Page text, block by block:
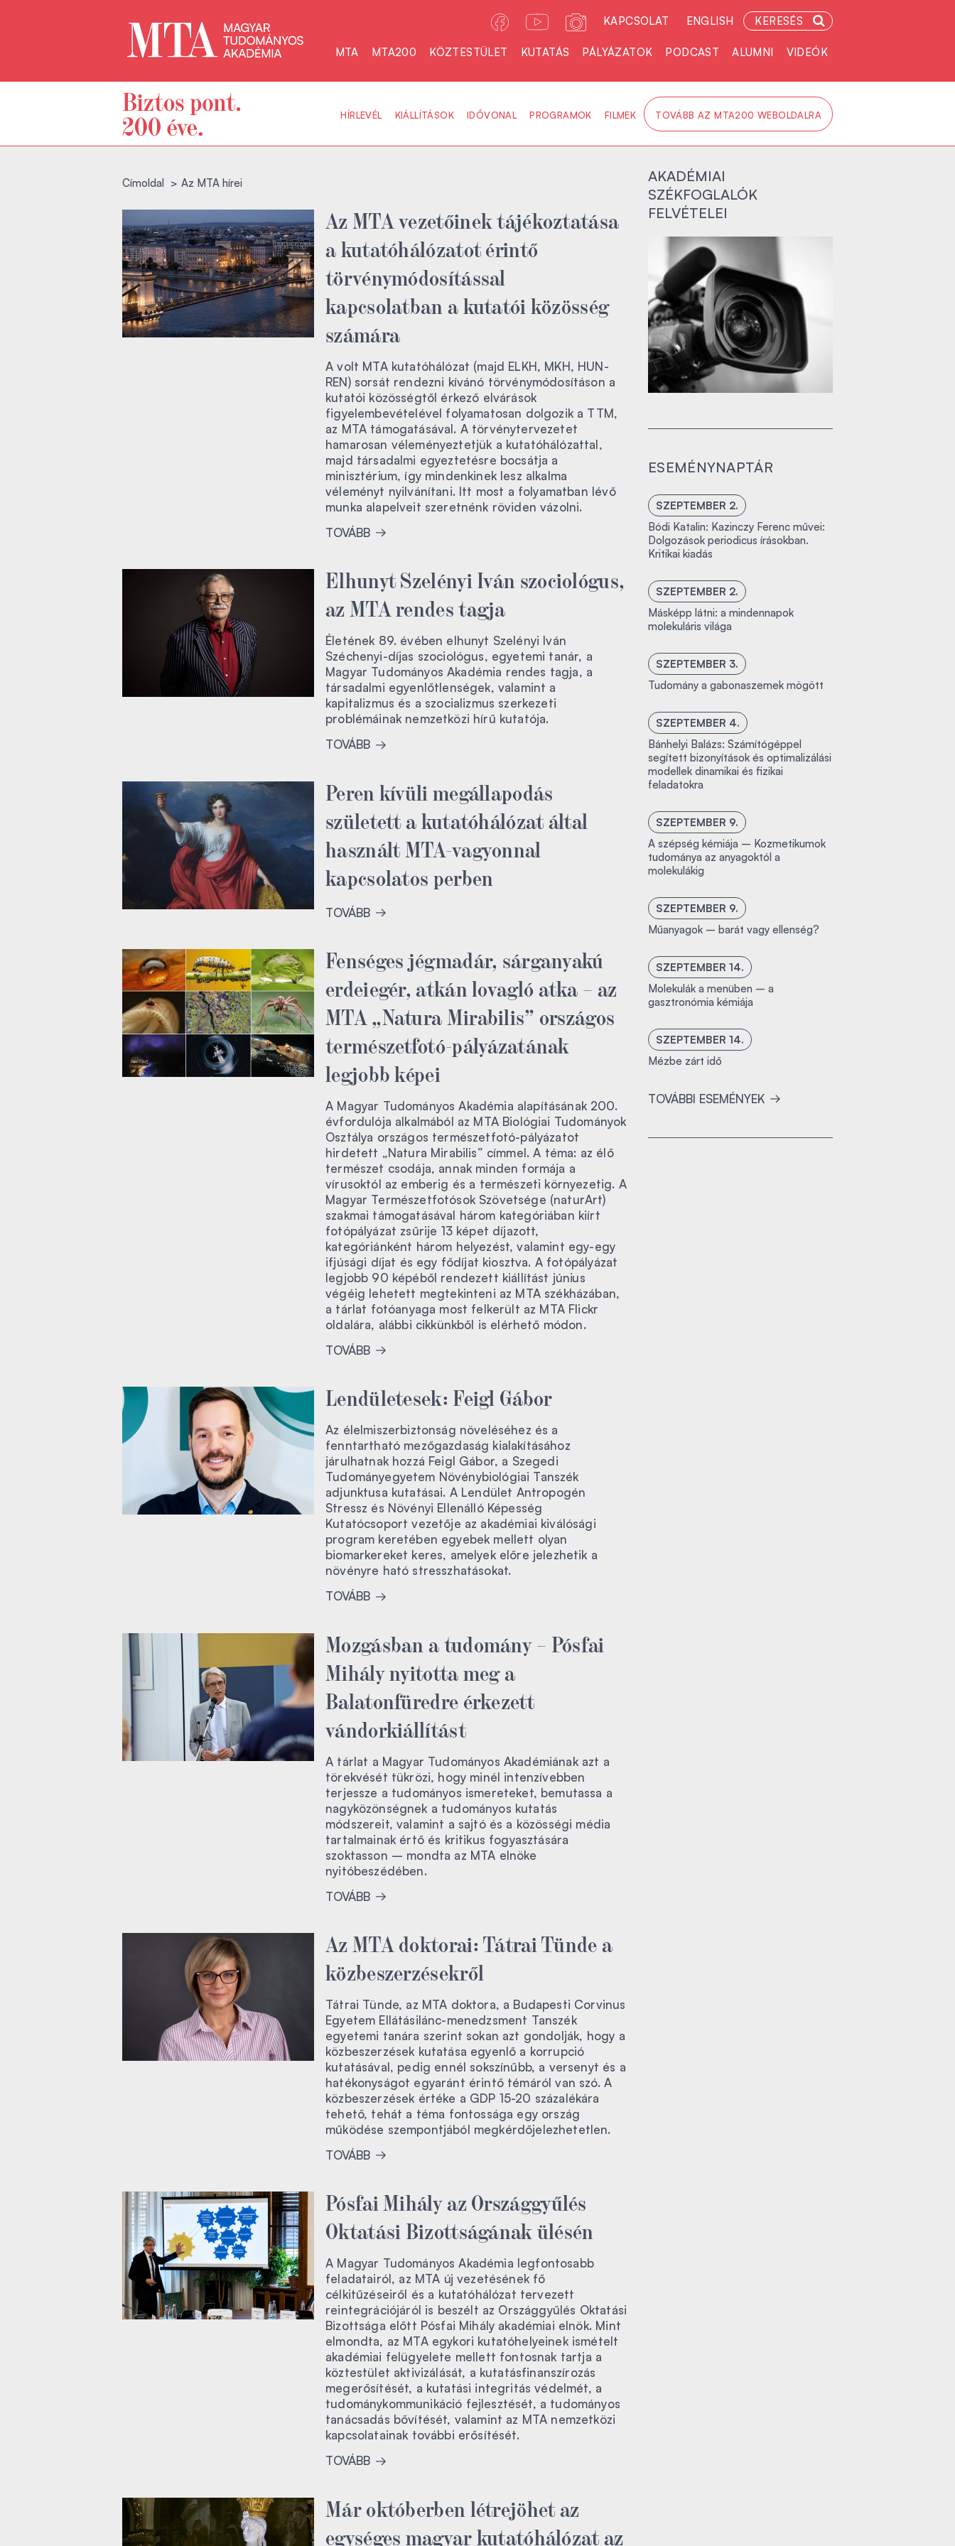
KAPCSOLAT ENGLISH KERESÉS
MTA MTA200 KÖZTESTÜLET KUTATÁS PÁLYÁZATOK PODCAST ALUMNI VIDEÓK
HÍRLEVÉL KIÁLLÍTÁSOK IDŐVONAL PROGRAMOK FILMEK TOVÁBB AZ MTA200 WEBOLDALRA
Címoldal Az MTA hírei
Az MTA vezetőinek tájékoztatása
a kutatóhálózatot érintő
törvénymódosítással
kapcsolatban a kutatói közösség
számára
A volt MTA kutatóhálózat (majd ELKH, MKH, HUN-
REN) sorsát rendezni kívánó törvénymódosításon a
kutatói közösségtől érkező elvárások
figyelembevételével folyamatosan dolgozik a TTM,
az MTA támogatásával. A törvénytervezetet
hamarosan véleményeztetjük a kutatóhálózattal,
majd társadalmi egyeztetésre bocsátja a
minisztérium, így mindenkinek lesz alkalma
véleményt nyilvánítani. Itt most a folyamatban lévő
munka alapelveit szeretnénk röviden vázolni.
TOVÁBB
Elhunyt Szelényi Iván szociológus,
az MTA rendes tagja
Életének 89. évében elhunyt Szelényi Iván
Széchenyi-díjas szociológus, egyetemi tanár, a
Magyar Tudományos Akadémia rendes tagja, a
társadalmi egyenlőtlenségek, valamint a
kapitalizmus és a szocializmus szerkezeti
problémáinak nemzetközi hírű kutatója.
TOVÁBB
Peren kívüli megállapodás
született a kutatóhálózat által
használt MTA-vagyonnal
kapcsolatos perben
TOVÁBB
Fenséges jégmadár, sárganyakú
erdeiegér, atkán lovagló atka – az
MTA „Natura Mirabilis” országos
természetfotó-pályázatának
legjobb képei
A Magyar Tudományos Akadémia alapításának 200.
évfordulója alkalmából az MTA Biológiai Tudományok
Osztálya országos természetfotó-pályázatot
hirdetett „Natura Mirabilis” címmel. A téma: az élő
természet csodája, annak minden formája a
vírusoktól az emberig és a természeti környezetig. A
Magyar Természetfotósok Szövetsége (naturArt)
szakmai támogatásával három kategóriában kiírt
fotópályázat zsűrije 13 képet díjazott,
kategóriánként három helyezést, valamint egy-egy
ifjúsági díjat és egy fődíjat kiosztva. A fotópályázat
legjobb 90 képéből rendezett kiállítást június
végéig lehetett megtekinteni az MTA székházában,
a tárlat fotóanyaga most felkerült az MTA Flickr
oldalára, alábbi cikkünkből is elérhető módon.
TOVÁBB
Lendületesek: Feigl Gábor
Az élelmiszerbiztonság növeléséhez és a
fenntartható mezőgazdaság kialakításához
járulhatnak hozzá Feigl Gábor, a Szegedi
Tudományegyetem Növénybiológiai Tanszék
adjunktusa kutatásai. A Lendület Antropogén
Stressz és Növényi Ellenálló Képesség
Kutatócsoport vezetője az akadémiai kiválósági
program keretében egyebek mellett olyan
biomarkereket keres, amelyek előre jelezhetik a
növényre ható stresszhatásokat.
TOVÁBB
Mozgásban a tudomány – Pósfai
Mihály nyitotta meg a
Balatonfüredre érkezett
vándorkiállítást
A tárlat a Magyar Tudományos Akadémiának azt a
törekvését tükrözi, hogy minél intenzívebben
terjessze a tudományos ismereteket, bemutassa a
nagyközönségnek a tudományos kutatás
módszereit, valamint a sajtó és a közösségi média
tartalmainak értő és kritikus fogyasztására
szoktasson – mondta az MTA elnöke
nyitóbeszédében.
TOVÁBB
Az MTA doktorai: Tátrai Tünde a
közbeszerzésekről
Tátrai Tünde, az MTA doktora, a Budapesti Corvinus
Egyetem Ellátásilánc-menedzsment Tanszék
egyetemi tanára szerint sokan azt gondolják, hogy a
közbeszerzések kutatása egyenlő a korrupció
kutatásával, pedig ennél sokszínűbb, a versenyt és a
hatékonyságot egyaránt érintő témáról van szó. A
közbeszerzések értéke a GDP 15-20 százalékára
tehető, tehát a téma fontossága egy ország
működése szempontjából megkérdőjelezhetetlen.
TOVÁBB
Pósfai Mihály az Országgyűlés
Oktatási Bizottságának ülésén
A Magyar Tudományos Akadémia legfontosabb
feladatairól, az MTA új vezetésének fő
célkitűzéseiről és a kutatóhálózat tervezett
reintegrációjáról is beszélt az Országgyűlés Oktatási
Bizottsága előtt Pósfai Mihály akadémiai elnök. Mint
elmondta, az MTA egykori kutatóhelyeinek ismételt
akadémiai felügyelete mellett fontosnak tartja a
köztestület aktivizálását, a kutatásfinanszírozás
megerősítését, a kutatási integritás védelmét, a
tudománykommunikáció fejlesztését, a tudományos
tanácsadás bővítését, valamint az MTA nemzetközi
kapcsolatainak további erősítését.
TOVÁBB
Már októberben létrejöhet az
egységes magyar kutatóhálózat az
AKADÉMIAI
SZÉKFOGLALÓK
FELVÉTELEI
ESEMÉNYNAPTÁR
SZEPTEMBER 2.
Bódi Katalin: Kazinczy Ferenc művei:
Dolgozások periodicus írásokban.
Kritikai kiadás
SZEPTEMBER 2.
Másképp látni: a mindennapok
molekuláris világa
SZEPTEMBER 3.
Tudomány a gabonaszemek mögött
SZEPTEMBER 4.
Bánhelyi Balázs: Számítógéppel
segített bizonyítások és optimalizálási
modellek dinamikai és fizikai
feladatokra
SZEPTEMBER 9.
A szépség kémiája – Kozmetikumok
tudománya az anyagoktól a
molekulákig
SZEPTEMBER 9.
Műanyagok – barát vagy ellenség?
SZEPTEMBER 14.
Molekulák a menüben – a
gasztronómia kémiája
SZEPTEMBER 14.
Mézbe zárt idő
TOVÁBBI ESEMÉNYEK